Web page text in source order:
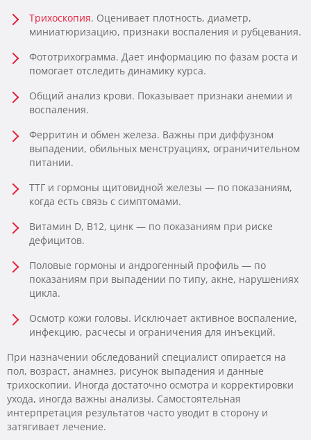
Трихоскопия. Оценивает плотность, диаметр,
миниатюризацию, признаки воспаления и рубцевания.
Фототрихограмма. Дает информацию по фазам роста и
помогает отследить динамику курса.
Общий анализ крови. Показывает признаки анемии и
воспаления.
Ферритин и обмен железа. Важны при диффузном
выпадении, обильных менструациях, ограничительном
питании.
ТТГ и гормоны щитовидной железы — по показаниям,
когда есть связь с симптомами.
Витамин D, B12, цинк — по показаниям при риске
дефицитов.
Половые гормоны и андрогенный профиль — по
показаниям при выпадении по типу, акне, нарушениях
цикла.
Осмотр кожи головы. Исключает активное воспаление,
инфекцию, расчесы и ограничения для инъекций.
При назначении обследований специалист опирается на
пол, возраст, анамнез, рисунок выпадения и данные
трихоскопии. Иногда достаточно осмотра и корректировки
ухода, иногда важны анализы. Самостоятельная
интерпретация результатов часто уводит в сторону и
затягивает лечение.